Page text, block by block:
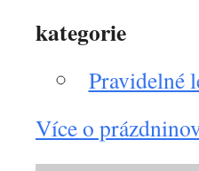
kategorie
Pravidelné
Více o